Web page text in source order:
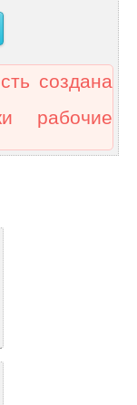
создана
рабочие